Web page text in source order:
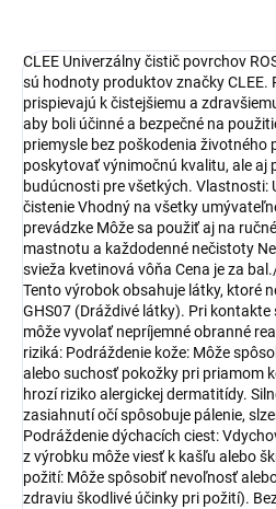
CLEE Univerzálny čistič povrchov
sú hodnoty produktov značky CLEE.
prispievajú k čistejšiemu a
aby boli účinné a bezpečné na
priemysle bez poškodenia životného
poskytovať výnimočnú kvalitu, ale aj
budúcnosti pre všetkých. Vlastnosti:
čistenie Vhodný na všetky
prevádzke Môže sa použiť aj na
mastnotu a každodenné nečistoty
svieža kvetinová vôňa Cena je za
Tento výrobok obsahuje látky, ktoré
GHS07 (Dráždivé látky). Pri
môže vyvolať nepríjemné obranné
riziká: Podráždenie kože: Môže
alebo suchosť pokožky pri priamom
hrozí riziko alergickej dermatitídy.
zasiahnutí očí spôsobuje pálenie,
Podráždenie dýchacích ciest:
z výrobku môže viesť k kašľu alebo
požití: Môže spôsobiť nevoľnosť
zdraviu škodlivé účinky pri požití).